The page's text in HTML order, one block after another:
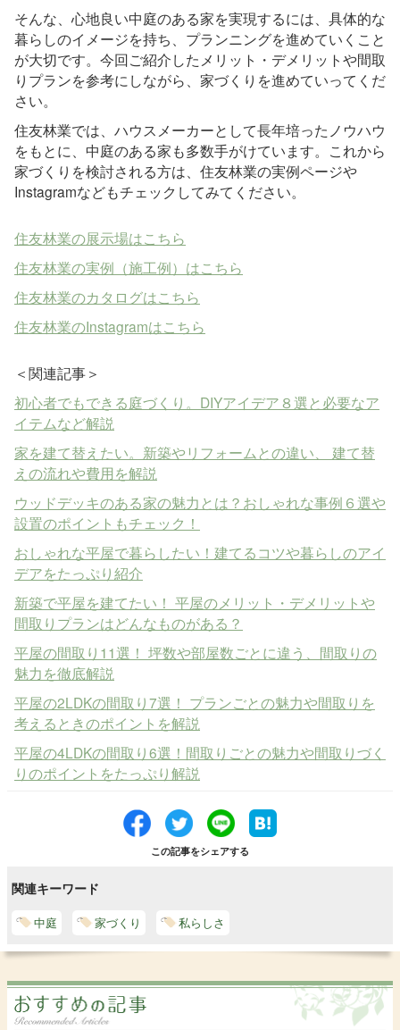
そんな、心地良い中庭のある家を実現するには、具体的な
暮らしのイメージを持ち、プランニングを進めていくこと
が大切です。今回ご紹介したメリット・デメリットや間取
りプランを参考にしながら、家づくりを進めていってくだ
さい。
住友林業では、ハウスメーカーとして長年培ったノウハウ
をもとに、中庭のある家も多数手がけています。これから
家づくりを検討される方は、住友林業の実例ページや
Instagramなどもチェックしてみてください。
住友林業の展示場はこちら
住友林業の実例（施工例）はこちら
住友林業のカタログはこちら
住友林業のInstagramはこちら
＜関連記事＞
初心者でもできる庭づくり。DIYアイデア８選と必要なア
イテムなど解説
家を建て替えたい。新築やリフォームとの違い、 建て替
えの流れや費用を解説
ウッドデッキのある家の魅力とは？おしゃれな事例６選や
設置のポイントもチェック！
おしゃれな平屋で暮らしたい！建てるコツや暮らしのアイ
デアをたっぷり紹介
新築で平屋を建てたい！ 平屋のメリット・デメリットや
間取りプランはどんなものがある？
平屋の間取り11選！ 坪数や部屋数ごとに違う、間取りの
魅力を徹底解説
平屋の2LDKの間取り7選！ プランごとの魅力や間取りを
考えるときのポイントを解説
平屋の4LDKの間取り6選！間取りごとの魅力や間取りづく
りのポイントをたっぷり解説
この記事をシェアする
関連キーワード
中庭 家づくり 私らしさ